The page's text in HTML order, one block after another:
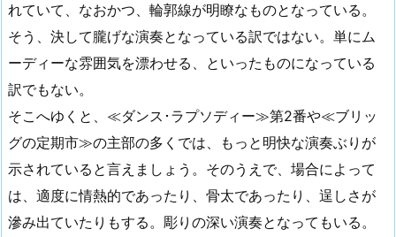
れていて、なおかつ、輪郭線が明瞭なものとなっている。
そう、決して朧げな演奏となっている訳ではない。単にム
ーディーな雰囲気を漂わせる、といったものになっている
訳でもない。
そこへゆくと、≪ダンス･ラプソディー≫第2番や≪ブリッ
グの定期市≫の主部の多くでは、もっと明快な演奏ぶりが
示されていると言えましょう。そのうえで、場合によって
は、適度に情熱的であったり、骨太であったり、逞しさが
滲み出ていたりもする。彫りの深い演奏となってもいる。